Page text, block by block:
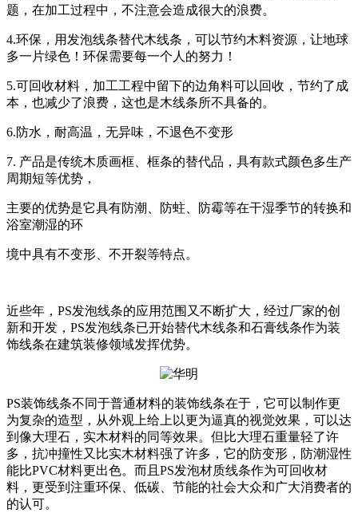
题，在加工过程中，不注意会造成很大的浪费。
4.环保，用发泡线条替代木线条，可以节约木料资源，让地球
多一片绿色！环保需要每一个人的努力！
5.可回收材料，加工工程中留下的边角料可以回收，节约了成
本，也减少了浪费，这也是木线条所不具备的。
6.防水，耐高温，无异味，不退色不变形
7. 产品是传统木质画框、框条的替代品，具有款式颜色多生产
周期短等优势，
主要的优势是它具有防潮、防蛀、防霉等在干湿季节的转换和
浴室潮湿的环
境中具有不变形、不开裂等特点。
近些年，PS发泡线条的应用范围又不断扩大，经过厂家的创
新和开发，PS发泡线条已开始替代木线条和石膏线条作为装
饰线条在建筑装修领域发挥优势。
PS装饰线条不同于普通材料的装饰线条在于，它可以制作更
为复杂的造型，从外观上给上以更为逼真的视觉效果，可以达
到像大理石，实木材料的同等效果。但比大理石重量轻了许
多，抗冲撞性又比实木材料强了许多，它的防变形，防潮湿性
能比PVC材料更出色。而且PS发泡材质线条作为可回收材
料，更受到注重环保、低碳、节能的社会大众和广大消费者的
的认可。